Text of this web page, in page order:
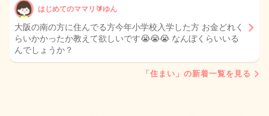
はじめてのママリ🔰ゆん
大阪の南の方に住んでる方今年小学校入学した方 お金どれく
らいかかったか教えて欲しいです😭😭😭 なんぼくらいいる
んでしょうか？
「住まい」の新着一覧を見る